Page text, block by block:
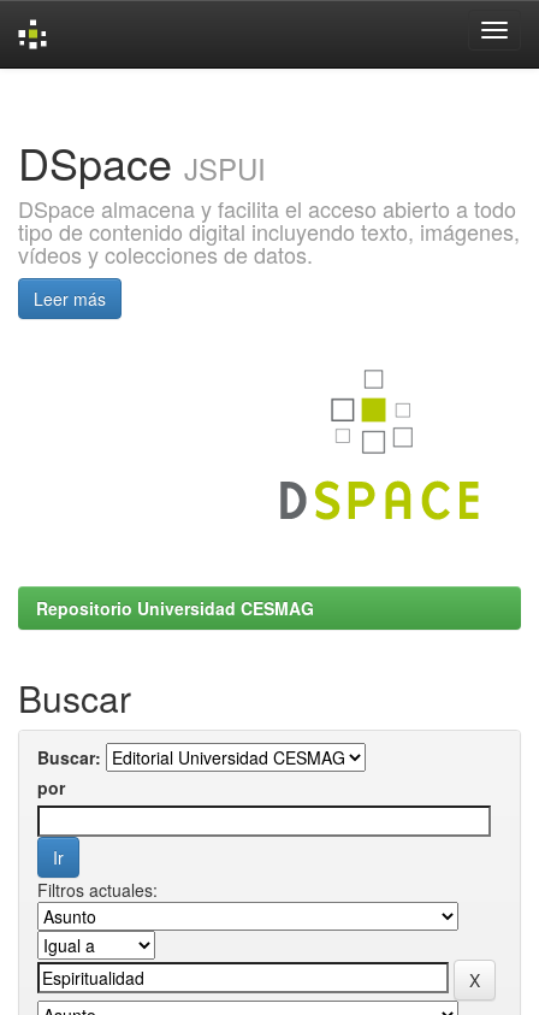
DSpace JSPUI
DSpace almacena y facilita el acceso abierto a todo
tipo de contenido digital incluyendo texto, imágenes,
vídeos y colecciones de datos.
Leer más
Repositorio Universidad CESMAG
Buscar
Buscar:
por
Filtros actuales: